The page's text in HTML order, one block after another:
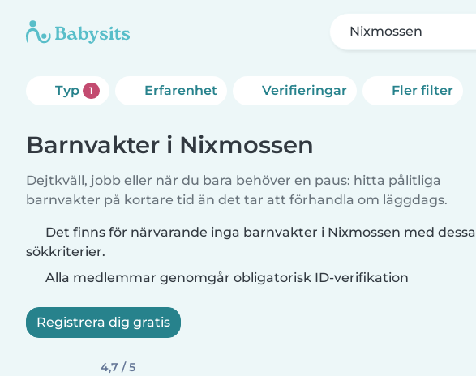
Nixmossen
Typ 1 Erfarenhet Verifieringar Fler filter
Barnvakter i Nixmossen
Dejtkväll, jobb eller när du bara behöver en paus: hitta pålitliga
barnvakter på kortare tid än det tar att förhandla om läggdags.
Det finns för närvarande inga barnvakter i Nixmossen med dessa
sökkriterier.
Alla medlemmar genomgår obligatorisk ID-verifikation
Registrera dig gratis
4,7 / 5